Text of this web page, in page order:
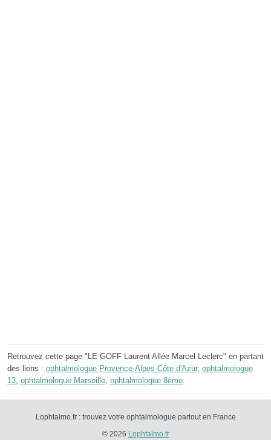
Retrouvez cette page "LE GOFF Laurent Allée Marcel Leclerc" en partant
des liens : ophtalmologue Provence-Alpes-Côte d'Azur, ophtalmologue
13 ophtalmologue Marseille ophtalmologue 8ème
Lophtalmo.fr : trouvez votre ophtalmologue partout en France
© 2026 Lophtalmo.fr